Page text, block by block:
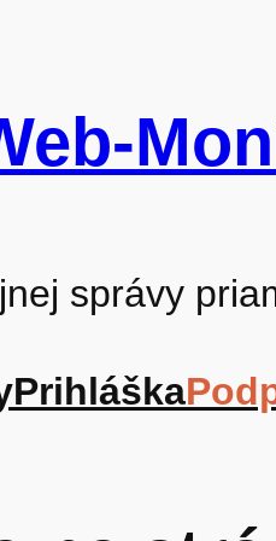
správy
Prihláška